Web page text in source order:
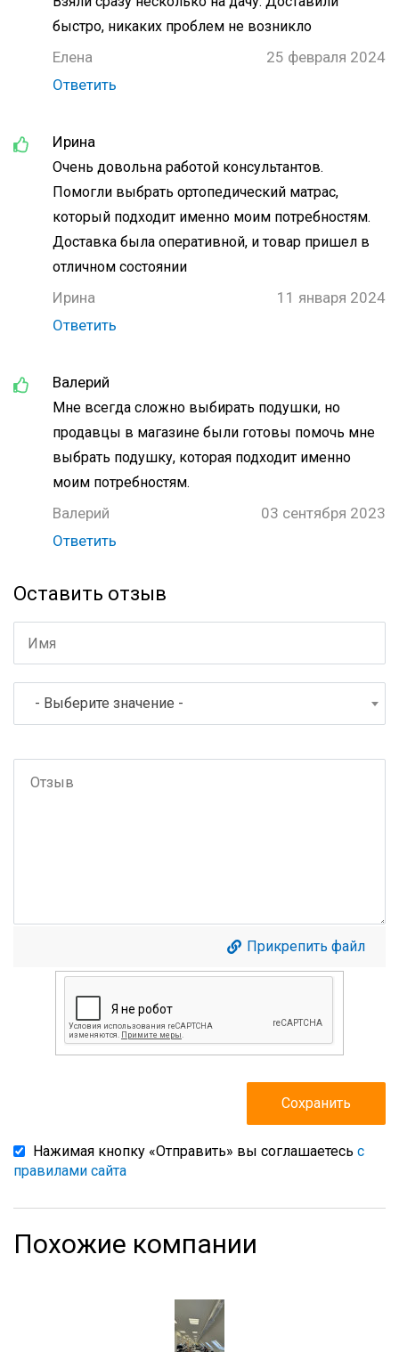
быстро, никаких проблем не возникло
Елена
25 февраля 2024
Ответить
Ирина
Очень довольна работой консультантов.
Помогли выбрать ортопедический матрас,
который подходит именно моим потребностям.
Доставка была оперативной, и товар пришел в
отличном состоянии
Ирина
11 января 2024
Ответить
Валерий
Мне всегда сложно выбирать подушки, но
продавцы в магазине были готовы помочь мне
выбрать подушку, которая подходит именно
моим потребностям.
Валерий
03 сентября 2023
Ответить
Оставить отзыв
- Выберите значение -
Прикрепить файл
Нажимая кнопку «Отправить» вы соглашаетесь с
правилами сайта
Похожие компании